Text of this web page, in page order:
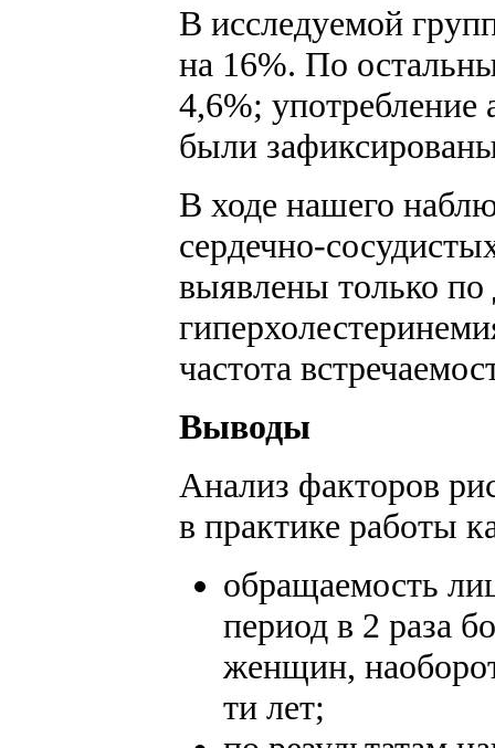
В исследуемой
на 16%. По
4,6%; употребление
были
В ходе нашего
сердечно-
выявлены только
частота
Выводы
Анализ факторов
в практике работы
обращаемость
период в 2 раза
женщин,
ти лет;